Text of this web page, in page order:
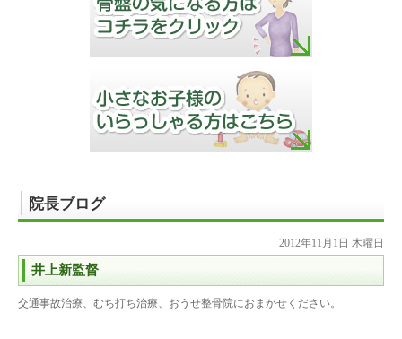
院長ブログ
2012年11月1日 木曜日
井上新監督
交通事故治療、むち打ち治療、おうせ整骨院におまかせください。